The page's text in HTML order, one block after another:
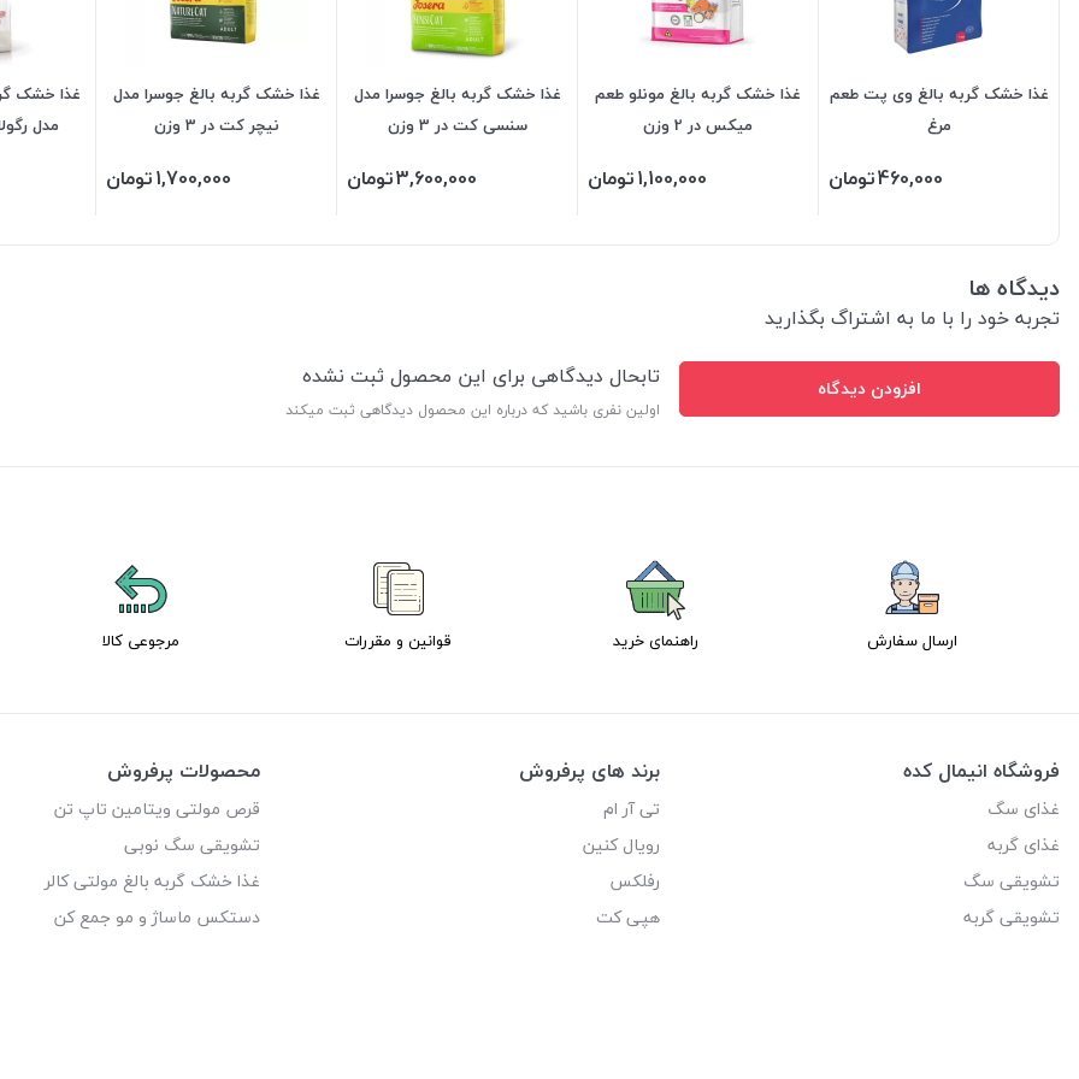
غذا خشک گربه بالغ وی پت طعم
مرغ
460,000تومان
غذا خشک گربه بالغ مونلو طعم
میکس در 2 وزن
1,100,000تومان
غذا خشک گربه بالغ جوسرا مدل
سنسی کت در 3 وزن
3,600,000تومان
غذا خشک گربه بالغ جوسرا مدل
نیچر کت در 3 وزن
1,700,000تومان
غذا خشک
مدل
دیدگاه ها
تجربه خود را با ما به اشتراگ بگذارید
افزودن دیدگاه تابحال دیدگاهی برای این محصول ثبت نشده
اولین نفری باشید که درباره این محصول دیدگاهی ثبت میکند
ارسال سفارش راهنمای خرید قوانین و مقررات مرجوعی کالا
فروشگاه انیمال کده
غذای سگ
غذای گربه
تشویقی سگ
تشویقی گربه
برند های پرفروش
تی آر ام
رویال کنین
رفلکس
هپی کت
محصولات پرفروش
قرص مولتی ویتامین تاپ تن
تشویقی سگ نوبی
غذا خشک گربه بالغ مولتی کالر
دستکس ماساژ و مو جمع کن